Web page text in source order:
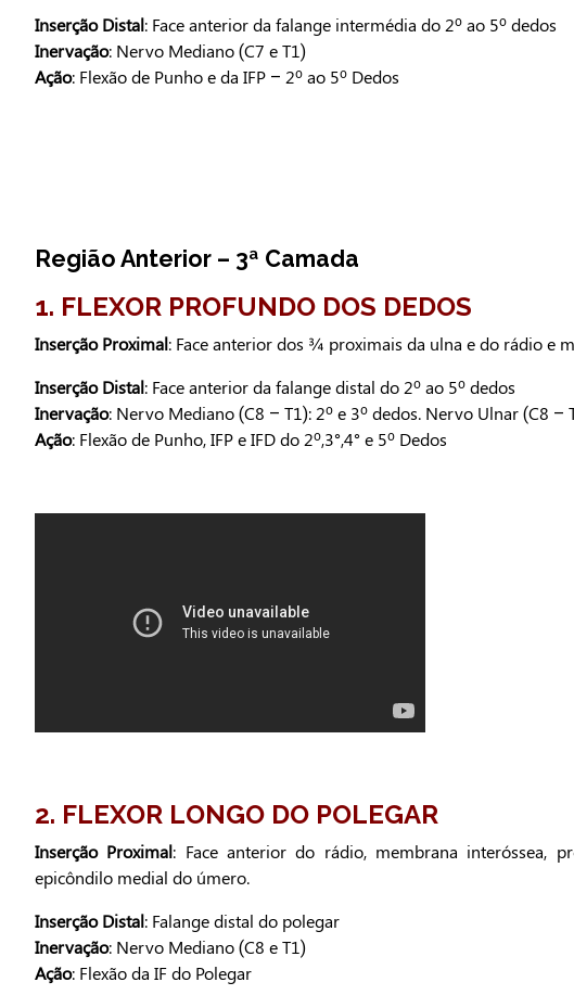
Inserção Distal: Face anterior da falange intermédia do 2º ao 5º dedos
Inervação: Nervo Mediano (C7 e T1)
Ação: Flexão de Punho e da IFP – 2º ao 5º Dedos
Região Anterior – 3ª Camada
1. FLEXOR PROFUNDO DOS DEDOS
Inserção Proximal: Face anterior dos ¾ proximais da ulna e do rádio e
Inserção Distal: Face anterior da falange distal do 2º ao 5º dedos
Inervação: Nervo Mediano (C8 – T1): 2º e 3º dedos. Nervo Ulnar (C8 –
Ação: Flexão de Punho, IFP e IFD do 2º,3°,4° e 5º Dedos
2. FLEXOR LONGO DO POLEGAR
Inserção Proximal: Face anterior do rádio, membrana interóssea,
epicôndilo medial do úmero.
Inserção Distal: Falange distal do polegar
Inervação: Nervo Mediano (C8 e T1)
Ação: Flexão da IF do Polegar